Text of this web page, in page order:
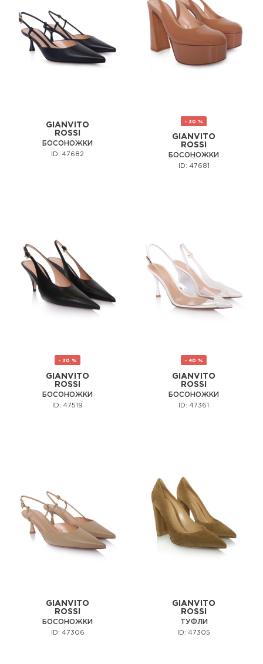
GIANVITO
ROSSI
БОСОНОЖКИ
ID: 47682
- 30 %
GIANVITO
ROSSI
БОСОНОЖКИ
ID: 47681
- 30 %
GIANVITO
ROSSI
БОСОНОЖКИ
ID: 47519
- 40 %
GIANVITO
ROSSI
БОСОНОЖКИ
ID: 47361
GIANVITO
ROSSI
БОСОНОЖКИ
ID: 47306
GIANVITO
ROSSI
ТУФЛИ
ID: 47305